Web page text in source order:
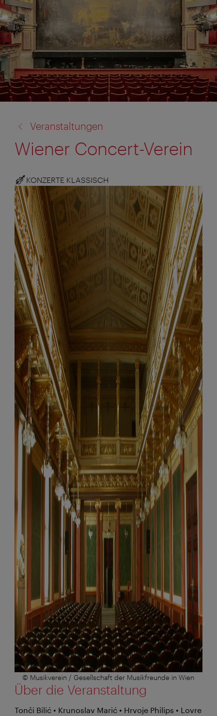
zu:
Veranstaltungen
Wiener Concert-Verein
KONZERTE KLASSISCH
© Musikverein / Gesellschaft der Musikfreunde in Wien
Über die Veranstaltung
Tonči Bilić • Krunoslav Marić • Hrvoje Philips • Lovre